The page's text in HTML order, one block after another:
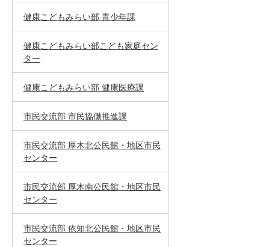
健康こどもみらい部 青少年課
健康こどもみらい部こども家庭セン
ター
健康こどもみらい部 健康医療課
市民交流部 市民協働推進課
市民交流部 厚木北公民館・地区市民
センター
市民交流部 厚木南公民館・地区市民
センター
市民交流部 依知北公民館・地区市民
センター